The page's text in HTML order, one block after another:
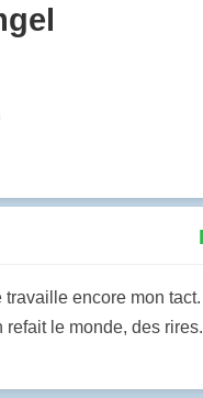
encore mon
le monde, des